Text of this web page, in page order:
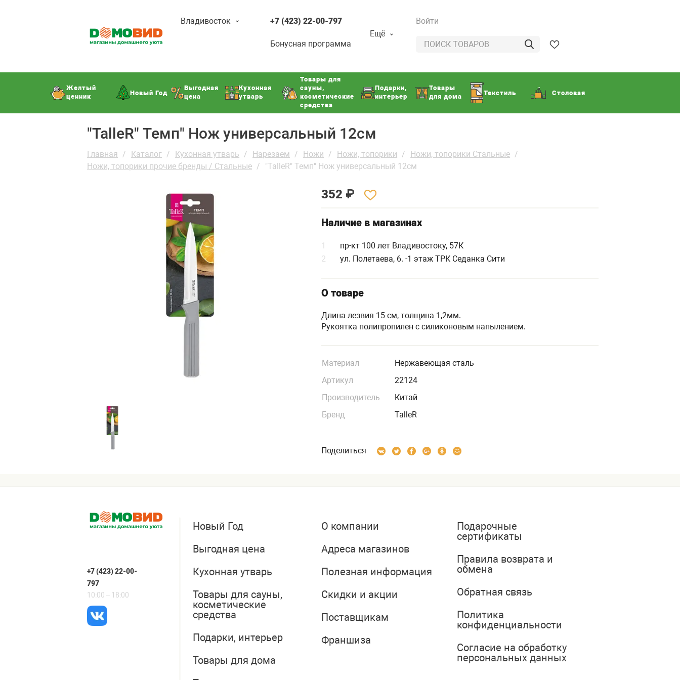
Владивосток +7 (423) 22-00-797
Бонусная программа
Ещё
Войти
Желтый
ценник
Новый Год
Выгодная
цена
Кухонная
утварь
Товары для
сауны,
косметические
средства
Подарки,
интерьер
Товары
для дома
Текстиль Столовая
"TalleR" Темп" Нож универсальный 12см
Главная Каталог Кухонная утварь Нарезаем Ножи Ножи, топорики
Ножи, топорики Стальные
Ножи, топорики прочие бренды / Стальные
"TalleR" Темп" Нож универсальный 12см
352 ₽
Наличие в магазинах
1
пр-кт 100 лет Владивостоку, 57К
2
ул. Полетаева, 6. -1 этаж ТРК Седанка Сити
О товаре
Длина лезвия 15 см, толщина 1,2мм.
Рукоятка полипропилен с силиконовым напылением.
Материал
Нержавеющая сталь
Артикул
22124
Производитель
Китай
Бренд
TalleR
Поделиться
+7 (423) 22-00-
797
10:00 – 18:00
Новый Год
Выгодная цена
Кухонная утварь
Товары для сауны,
косметические
средства
Подарки, интерьер
Товары для дома
О компании
Адреса магазинов
Полезная информация
Скидки и акции
Поставщикам
Франшиза
Подарочные
сертификаты
Правила возврата и
обмена
Обратная связь
Политика
конфиденциальности
Согласие на обработку
персональных данных